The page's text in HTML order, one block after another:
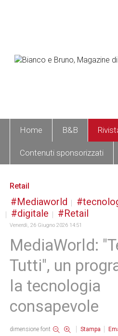
Home B&B
Contenuti sponsorizzati
Retail
Mediaworld
digitale
Retail
Venerdì, 26 Giugno 2026 14:51
MediaWorld:
Tutti", un
la tecnologia
consapevole
dimensione font Stampa